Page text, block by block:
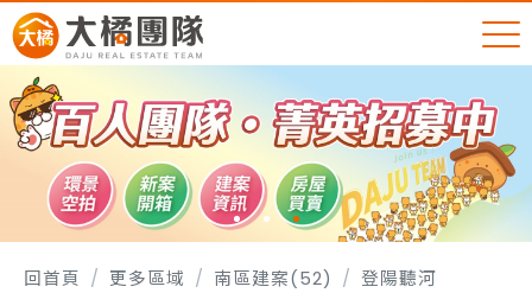
回首頁 更多區域 南區建案(52) 登陽聽河